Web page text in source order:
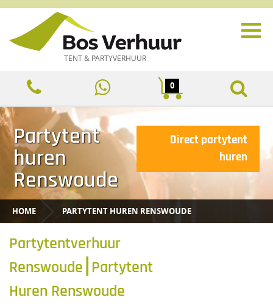
TENT & PARTYVERHUUR
0
Partytent
huren
Renswoude
Direct partytent
huren
HOME PARTYTENT HUREN RENSWOUDE
Partytentverhuur
Renswoude⎮Partytent
Huren Renswoude